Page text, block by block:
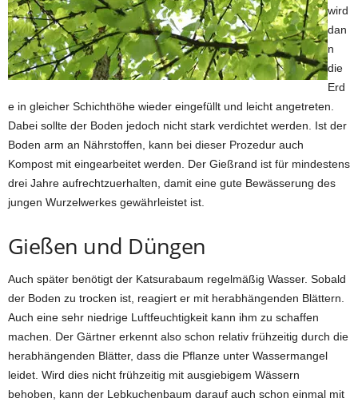
wird
dan
n
die
Erd
e in gleicher Schichthöhe wieder eingefüllt und leicht angetreten.
Dabei sollte der Boden jedoch nicht stark verdichtet werden. Ist der
Boden arm an Nährstoffen, kann bei dieser Prozedur auch
Kompost mit eingearbeitet werden. Der Gießrand ist für mindestens
drei Jahre aufrechtzuerhalten, damit eine gute Bewässerung des
jungen Wurzelwerkes gewährleistet ist.
Gießen und Düngen
Auch später benötigt der Katsurabaum regelmäßig Wasser. Sobald
der Boden zu trocken ist, reagiert er mit herabhängenden Blättern.
Auch eine sehr niedrige Luftfeuchtigkeit kann ihm zu schaffen
machen. Der Gärtner erkennt also schon relativ frühzeitig durch die
herabhängenden Blätter, dass die Pflanze unter Wassermangel
leidet. Wird dies nicht frühzeitig mit ausgiebigem Wässern
behoben, kann der Lebkuchenbaum darauf auch schon einmal mit